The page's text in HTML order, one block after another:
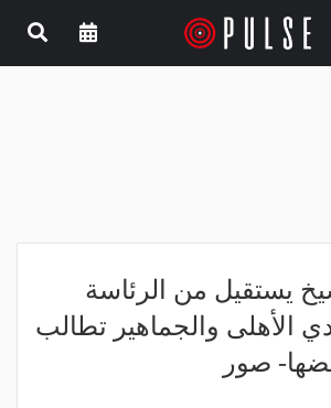
يستقيل من الرئاسة
الأهلى والجماهير تطالب
صور